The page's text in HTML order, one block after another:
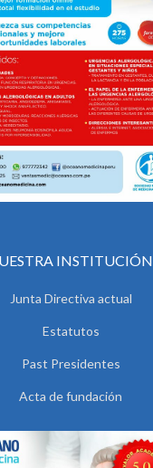
INSTITUCIÓN
Junta Directiva actual
Estatutos
Past Presidentes
Acta de fundación